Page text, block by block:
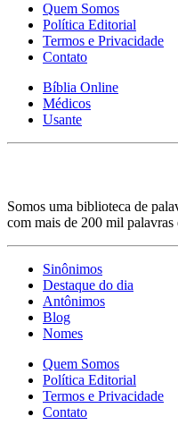
Quem Somos
Política Editorial
Termos e Privacidade
Contato
Bíblia Online
Médicos
Usante
Somos uma biblioteca de
com mais de 200 mil palavras
Sinônimos
Destaque do dia
Antônimos
Blog
Nomes
Quem Somos
Política Editorial
Termos e Privacidade
Contato